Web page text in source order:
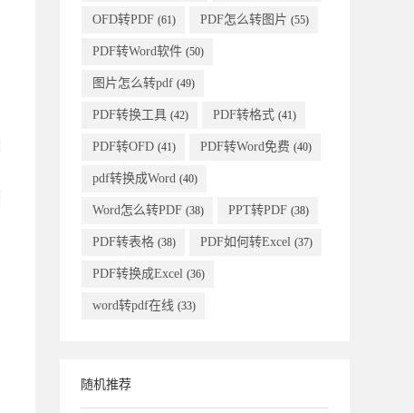
OFD转PDF (61) PDF怎么转图片 (55)
PDF转Word软件 (50)
图片怎么转pdf (49)
PDF转换工具 (42) PDF转格式 (41)
PDF转OFD (41) PDF转Word免费 (40)
pdf转换成Word (40)
Word怎么转PDF (38) PPT转PDF (38)
PDF转表格 (38) PDF如何转Excel (37)
PDF转换成Excel (36)
word转pdf在线 (33)
随机推荐